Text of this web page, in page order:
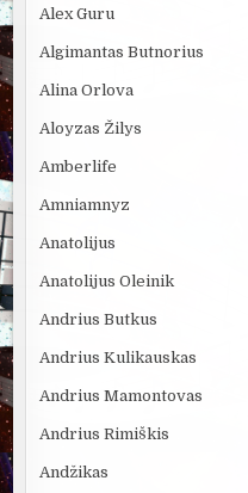
Alex Guru
Algimantas Butnorius
Alina Orlova
Aloyzas Žilys
Amberlife
Amniamnyz
Anatolijus
Anatolijus Oleinik
Andrius Butkus
Andrius Kulikauskas
Andrius Mamontovas
Andrius Rimiškis
Andžikas